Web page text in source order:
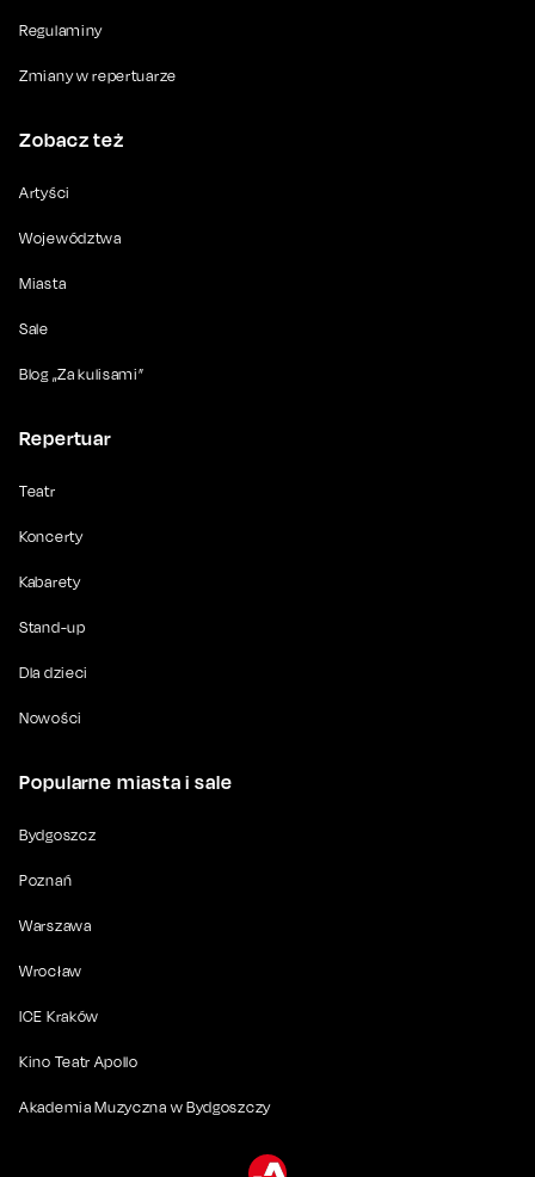
Regulaminy
Zmiany w repertuarze
Zobacz też
Artyści
Województwa
Miasta
Sale
Blog „Za kulisami”
Repertuar
Teatr
Koncerty
Kabarety
Stand-up
Dla dzieci
Nowości
Popularne miasta i sale
Bydgoszcz
Poznań
Warszawa
Wrocław
ICE Kraków
Kino Teatr Apollo
Akademia Muzyczna w Bydgoszczy